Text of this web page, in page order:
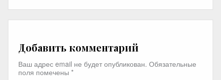
Добавить комментарий
Ваш адрес email не будет опубликован. Обязательные
поля помечены *